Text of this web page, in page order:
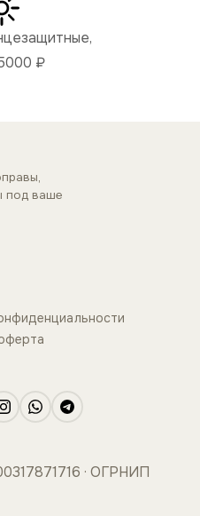
₽
под ваше
· ОГРНИП